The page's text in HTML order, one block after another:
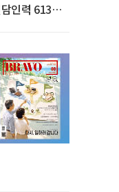
인력 613명